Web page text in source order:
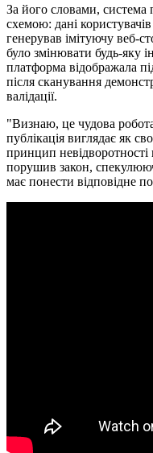
За його словами,
схемою: дані
генерував імітуючу веб-
було змінювати будь-яку
платформа відображала
після сканування
валідації.
"Визнаю, це чудова
публікація виглядає як
принцип
порушив закон,
має понести відповідне